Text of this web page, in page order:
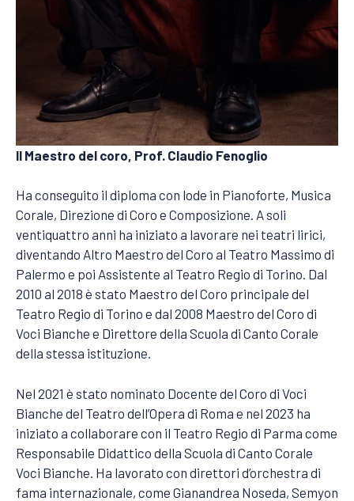
Il Maestro del coro, Prof. Claudio Fenoglio
Ha conseguito il diploma con lode in Pianoforte, Musica
Corale, Direzione di Coro e Composizione. A soli
ventiquattro anni ha iniziato a lavorare nei teatri lirici,
diventando Altro Maestro del Coro al Teatro Massimo di
Palermo e poi Assistente al Teatro Regio di Torino. Dal
2010 al 2018 è stato Maestro del Coro principale del
Teatro Regio di Torino e dal 2008 Maestro del Coro di
Voci Bianche e Direttore della Scuola di Canto Corale
della stessa istituzione.
Nel 2021 è stato nominato Docente del Coro di Voci
Bianche del Teatro dell’Opera di Roma e nel 2023 ha
iniziato a collaborare con il Teatro Regio di Parma come
Responsabile Didattico della Scuola di Canto Corale
Voci Bianche. Ha lavorato con direttori d’orchestra di
fama internazionale, come Gianandrea Noseda, Semyon